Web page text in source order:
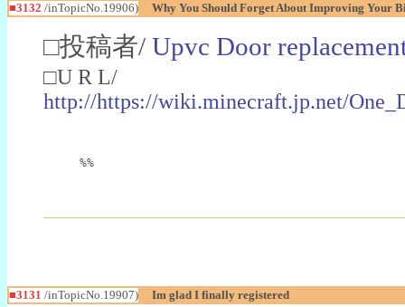
■3132 /inTopicNo.19906) Why You Should Forget About Improving Your
□投稿者/ Upvc Door
□U R L/
http://https://wiki.minecraft.jp.net/
%%
■3131 /inTopicNo.19907) Im glad I finally registered